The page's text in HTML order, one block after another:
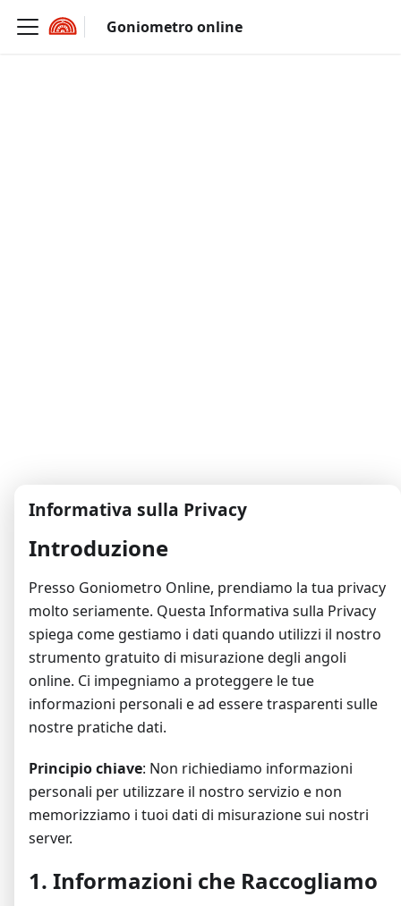
Goniometro online
Informativa sulla Privacy
Introduzione
Presso Goniometro Online, prendiamo la tua privacy
molto seriamente. Questa Informativa sulla Privacy
spiega come gestiamo i dati quando utilizzi il nostro
strumento gratuito di misurazione degli angoli
online. Ci impegniamo a proteggere le tue
informazioni personali e ad essere trasparenti sulle
nostre pratiche dati.
Principio chiave: Non richiediamo informazioni
personali per utilizzare il nostro servizio e non
memorizziamo i tuoi dati di misurazione sui nostri
server.
1. Informazioni che Raccogliamo